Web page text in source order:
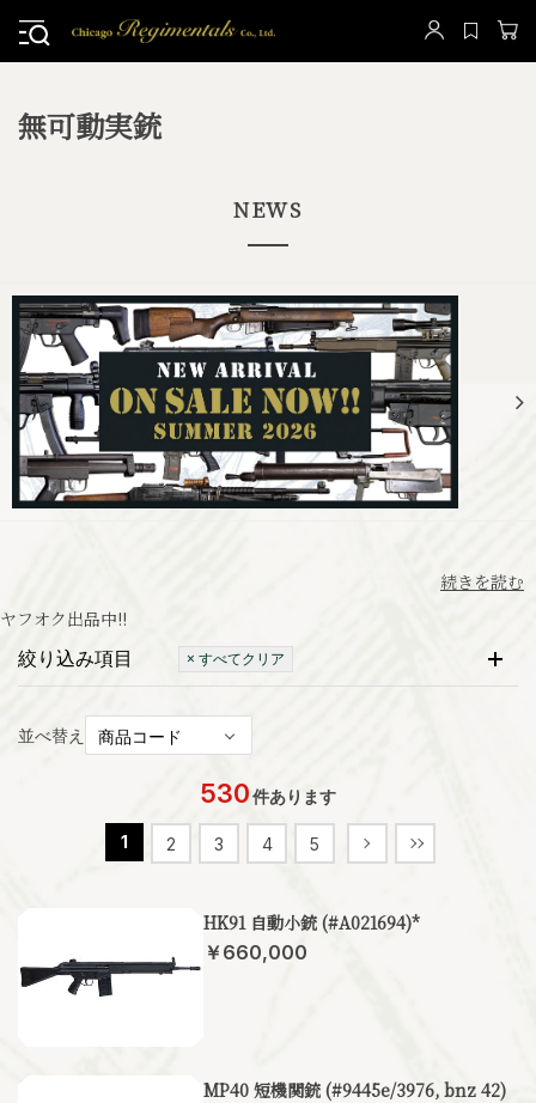
無可動実銃
NEWS
続きを読む
ヤフオク出品中!!
絞り込み項目 × すべてクリア
並べ替え
530件あります
1 2 3 4 5
HK91 自動小銃 (#A021694)*
￥660,000
MP40 短機関銃 (#9445e/3976, bnz 42)